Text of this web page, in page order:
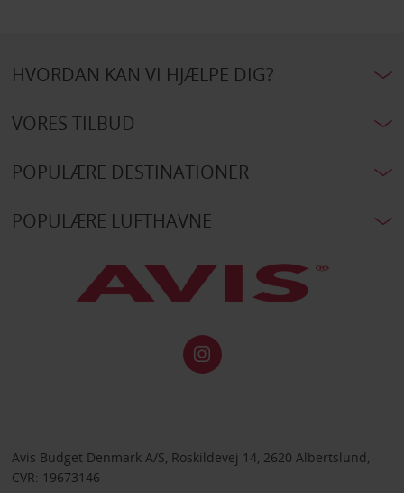
HVORDAN KAN VI HJÆLPE DIG?
VORES TILBUD
POPULÆRE DESTINATIONER
POPULÆRE LUFTHAVNE
Avis Budget Denmark A/S, Roskildevej 14, 2620 Albertslund,
CVR: 19673146